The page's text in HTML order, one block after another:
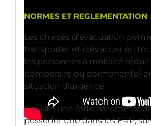
NORMES ET REGLEMENTATION
Les chaises d’évacuation
transporter et d’évacuer en
les personnes à mobilité
(temporaire ou permanente)
situation d’urgence.
Il existe une forte
posséder une dans les ERP,